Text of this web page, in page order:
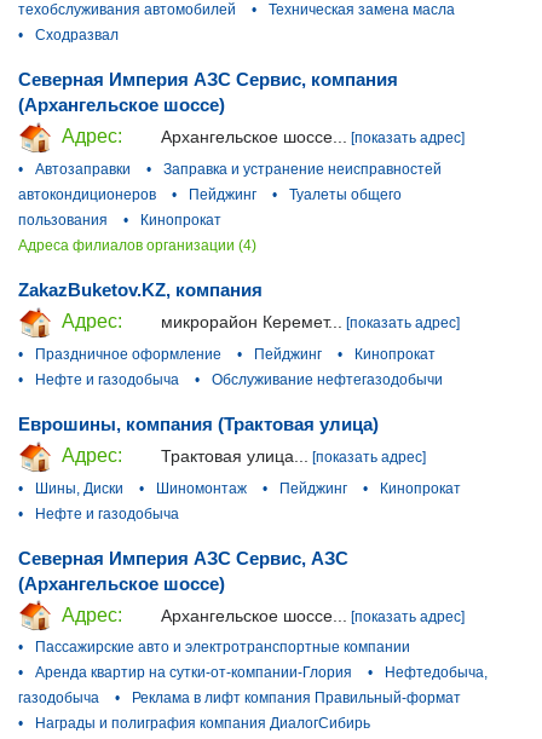
техобслуживания автомобилей •
Техническая замена масла
•
Сходразвал
Северная Империя АЗС Сервис, компания
(Архангельское шоссе)
Адрес:
Архангельское шоссе... [показать адрес]
•
Автозаправки •
Заправка и устранение неисправностей
автокондиционеров
• Пейджинг •
Туалеты общего
пользования
•
Кинопрокат
Адреса филиалов организации (4)
ZakazBuketov.KZ, компания
Адрес:
микрорайон Керемет...
[показать адрес]
•
Праздничное оформление • Пейджинг •
Кинопрокат
•
Нефте и газодобыча • Обслуживание нефтегазодобычи
Еврошины, компания (Трактовая улица)
Адрес:
Трактовая улица...
[показать адрес]
•
Шины, Диски • Шиномонтаж • Пейджинг •
Кинопрокат
•
Нефте и газодобыча
Северная Империя АЗС Сервис, АЗС
(Архангельское шоссе)
Адрес:
Архангельское шоссе...
[показать адрес]
•
Пассажирские авто и электротранспортные компании
•
Аренда квартир на сутки-от-компании-Глория •
Нефтедобыча,
газодобыча
•
Реклама в лифт компания Правильный-формат
•
Награды и полиграфия компания ДиалогСибирь